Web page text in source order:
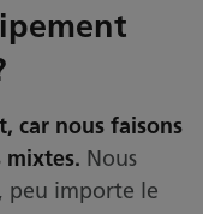
car nous faisons
mixtes. Nous
peu importe le